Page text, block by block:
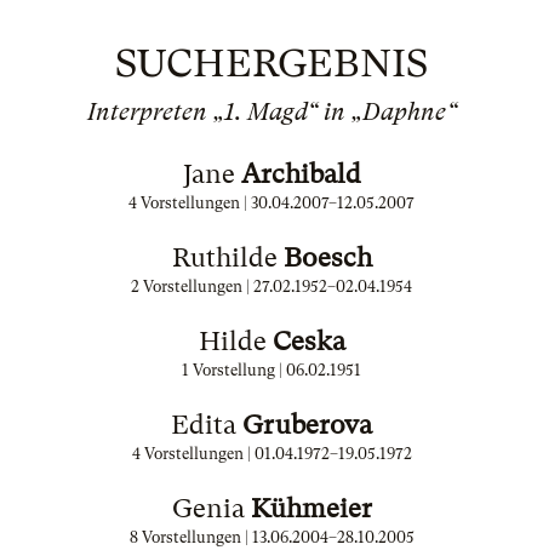
SUCHERGEBNIS
Interpreten „1. Magd“ in „Daphne“
Jane Archibald
4 Vorstellungen | 30.04.2007–12.05.2007
Ruthilde Boesch
2 Vorstellungen | 27.02.1952–02.04.1954
Hilde Ceska
1 Vorstellung | 06.02.1951
Edita Gruberova
4 Vorstellungen | 01.04.1972–19.05.1972
Genia Kühmeier
8 Vorstellungen | 13.06.2004–28.10.2005